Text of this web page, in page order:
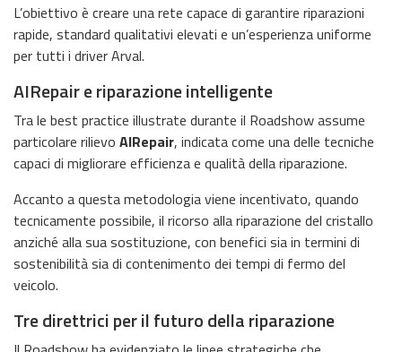
L’obiettivo è creare una rete capace di garantire riparazioni
rapide, standard qualitativi elevati e un’esperienza uniforme
per tutti i driver Arval.
AIRepair e riparazione intelligente
Tra le best practice illustrate durante il Roadshow assume
particolare rilievo AIRepair, indicata come una delle tecniche
capaci di migliorare efficienza e qualità della riparazione.
Accanto a questa metodologia viene incentivato, quando
tecnicamente possibile, il ricorso alla riparazione del cristallo
anziché alla sua sostituzione, con benefici sia in termini di
sostenibilità sia di contenimento dei tempi di fermo del
veicolo.
Tre direttrici per il futuro della riparazione